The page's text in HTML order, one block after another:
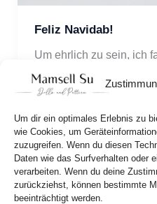
Um dir ein optimales Erlebnis zu
wie Cookies, um
zuzugreifen. Wenn du diesen
Daten wie das Surfverhalten oder
verarbeiten. Wenn du deine
zurückziehst, können bestimmte
beeinträchtigt werden.
Feliz Navidab!
Um ehrlich zu sein, ich
cool und Opa Bertil
neugierig. Was ist Dab?